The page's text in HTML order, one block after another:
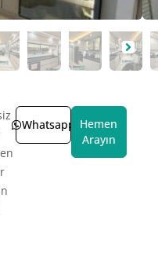
Whatsapp
Hemen
Arayın